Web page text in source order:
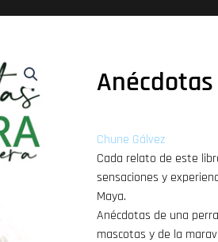
Chune Gálvez
Cada relato de este
sensaciones y
Maya.
Anécdotas de una
mascotas y de la